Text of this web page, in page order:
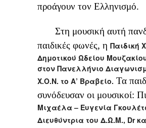
προάγουν τον Ελληνισμό.
Στη μουσική αυτή
παιδικές φωνές, η Παιδική
Δημοτικού Ωδείου
στον Πανελλήνιο
Χ.Ο.Ν. το Α’ Βραβείο. Τα
συνόδευσαν οι μουσικοί:
Μιχαέλα – Ευγενία
Διευθύντρια του Δ.Ω.Μ., Dr